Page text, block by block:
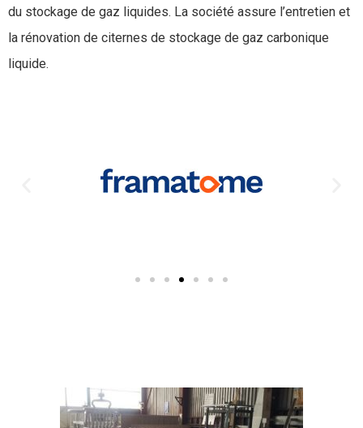
du stockage de gaz liquides. La société assure l’entretien et
la rénovation de citernes de stockage de gaz carbonique
liquide.